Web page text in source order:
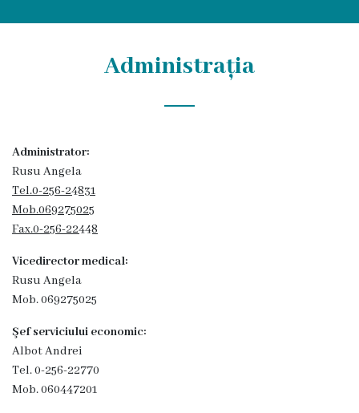
Certificate
Regulament
Transparență
Anunțuri
Invitații
de
participare
Achiziții
publice
Rapoarte
Administrația
Administrator:
Rusu Angela
Tel.0-256-24831
Mob.069275025
Fax.0-256-22448
Vicedirector medical:
Rusu Angela
Mob. 069275025
Şef serviciului economic:
Albot Andrei
Tel. 0-256-22770
Mob. 060447201